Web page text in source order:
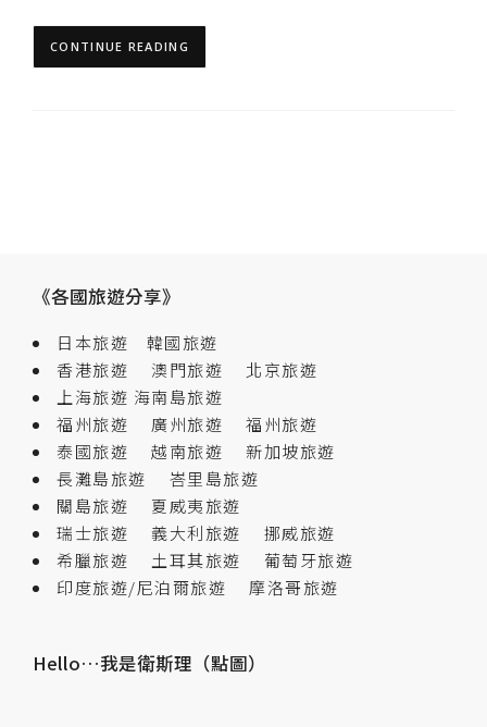
CONTINUE READING
《各國旅遊分享》
日本旅遊
韓國旅遊
香港旅遊
澳門旅遊
北京旅遊
上海旅遊 海南島旅遊
福州旅遊
廣州旅遊
福州旅遊
泰國旅遊
越南旅遊
新加坡旅遊
長灘島旅遊
峇里島旅遊
關島旅遊
夏威夷旅遊
瑞士旅遊
義大利旅遊
挪威旅遊
希臘旅遊
土耳其旅遊
葡萄牙旅遊
印度旅遊/尼泊爾旅遊
摩洛哥旅遊
Hello…我是衛斯理（點圖）